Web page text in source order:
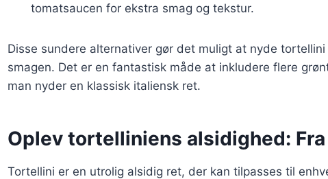
tomatsaucen for ekstra smag og tekstur.
Disse sundere alternativer gør det muligt at nyde
smagen. Det er en fantastisk måde at inkludere flere
man nyder en klassisk italiensk ret.
Oplev tortelliniens alsidighed:
Tortellini er en utrolig alsidig ret, der kan tilpasses til